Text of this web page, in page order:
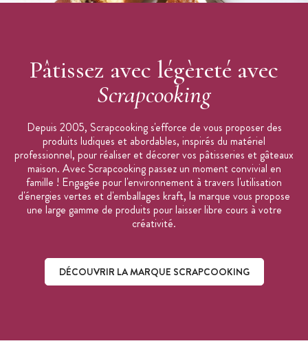
Pâtissez avec légèreté avec
Scrapcooking
Depuis 2005, Scrapcooking s'efforce de vous proposer des
produits ludiques et abordables, inspirés du matériel
professionnel, pour réaliser et décorer vos pâtisseries et gâteaux
maison. Avec Scrapcooking passez un moment convivial en
famille ! Engagée pour l'environnement à travers l'utilisation
d'énergies vertes et d'emballages kraft, la marque vous propose
une large gamme de produits pour laisser libre cours à votre
créativité.
DÉCOUVRIR LA MARQUE SCRAPCOOKING